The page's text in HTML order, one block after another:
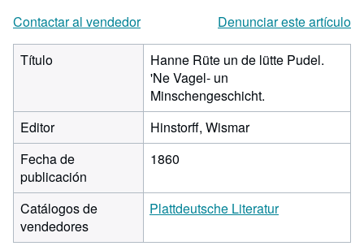
Contactar al vendedor
Denunciar este artículo
Título
Hanne Rüte un de lütte Pudel.
'Ne Vagel- un
Minschengeschicht.
Editor
Hinstorff, Wismar
Fecha de
publicación
1860
Catálogos de
vendedores
Plattdeutsche Literatur